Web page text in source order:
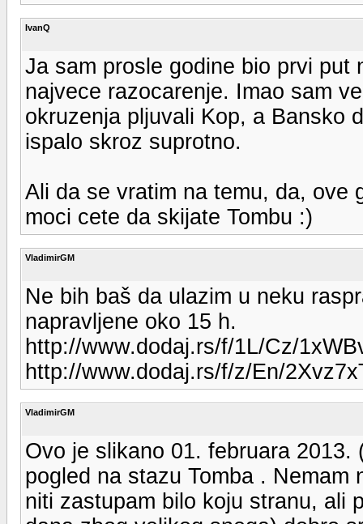
IvanQ
Ja sam prosle godine bio prvi put
najvece razocarenje. Imao sam
okruzenja pljuvali Kop, a Bansko
ispalo skroz suprotno.
Ali da se vratim na temu, da, ove
moci cete da skijate Tombu :)
VladimirGM
Ne bih baš da ulazim u neku
napravljene oko 15 h.
http://www.dodaj.rs/f/1L/Cz/
http://www.dodaj.rs/f/z/En/
VladimirGM
Ovo je slikano 01. februara
pogled na stazu Tomba .
niti zastupam bilo koju stranu, ali